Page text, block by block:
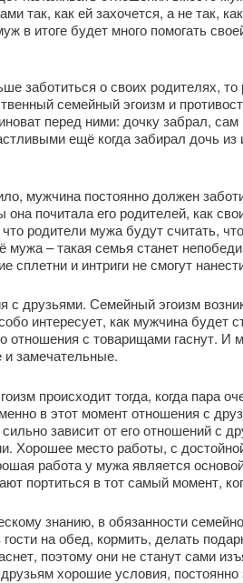
так, как ей захочется, а не так,
в итоге будет много помогать
заботиться о своих родителях,
семейный эгоизм и
перед ними: дочку забрал,
ещё когда забирал дочь
мужчина постоянно должен
она почитала его родителей, как
что родители мужа будут считать,
мужа – такая семья станет
сплетни и интриги не смогут
с друзьями. Семейный эгоизм
интересует, как мужчина будет
отношения с товарищами гаснут.
и замечательные.
происходит тогда, когда пара
в этот момент отношения с
сильно зависит от его отношений
Хорошее место работы, с
работа у мужа является
портиться в тот самый момент,
знанию, в обязанности
на обед, кормить, делать
поэтому они не станут сами
хорошие условия, постоянно